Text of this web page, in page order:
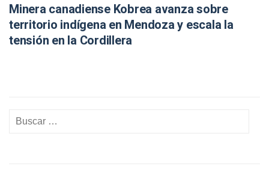
Minera canadiense Kobrea avanza sobre
territorio indígena en Mendoza y escala la
tensión en la Cordillera